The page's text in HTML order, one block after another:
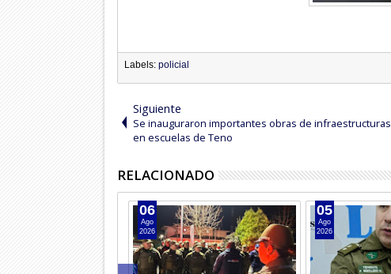
Labels: policial
Siguiente
Se inauguraron importantes obras de infraestructuras
en escuelas de Teno
RELACIONADO
06
Ago
2026
05
Ago
2026